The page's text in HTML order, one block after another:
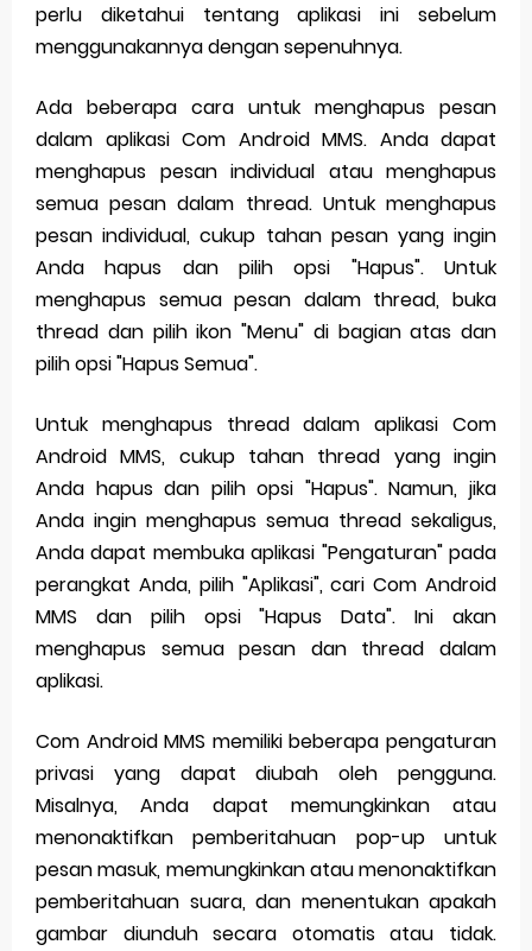
perlu diketahui tentang aplikasi ini sebelum
menggunakannya dengan sepenuhnya.
Ada beberapa cara untuk menghapus pesan
dalam aplikasi Com Android MMS. Anda dapat
menghapus pesan individual atau menghapus
semua pesan dalam thread. Untuk menghapus
pesan individual, cukup tahan pesan yang ingin
Anda hapus dan pilih opsi "Hapus". Untuk
menghapus semua pesan dalam thread, buka
thread dan pilih ikon "Menu" di bagian atas dan
pilih opsi "Hapus Semua".
Untuk menghapus thread dalam aplikasi Com
Android MMS, cukup tahan thread yang ingin
Anda hapus dan pilih opsi "Hapus". Namun, jika
Anda ingin menghapus semua thread sekaligus,
Anda dapat membuka aplikasi "Pengaturan" pada
perangkat Anda, pilih "Aplikasi", cari Com Android
MMS dan pilih opsi "Hapus Data". Ini akan
menghapus semua pesan dan thread dalam
aplikasi.
Com Android MMS memiliki beberapa pengaturan
privasi yang dapat diubah oleh pengguna.
Misalnya, Anda dapat memungkinkan atau
menonaktifkan pemberitahuan pop-up untuk
pesan masuk, memungkinkan atau menonaktifkan
pemberitahuan suara, dan menentukan apakah
gambar diunduh secara otomatis atau tidak.